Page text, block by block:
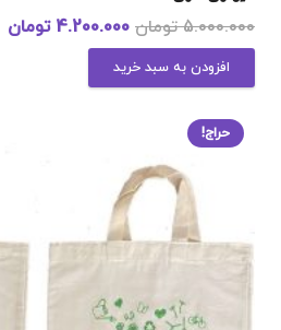
5.000.000 تومان 4.200.000 تومان
افزودن به سبد خرید
حراج!